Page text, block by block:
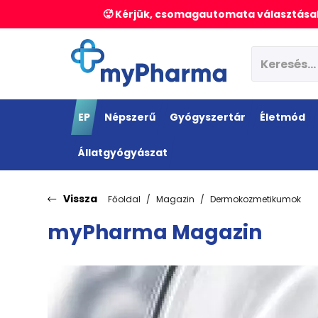
🥵 Kérjük, csomagautomata
EP Népszerű Gyógyszertár Életmód
Állatgyógyászat
Vissza Főoldal Magazin Dermokozmetikumok
myPharma Magazin